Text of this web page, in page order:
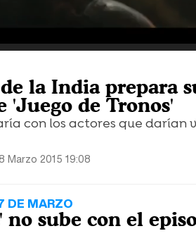
la India prepara
'Juego de Tronos'
con los actores que darían
Marzo 2015 19:08
DE MARZO
sube con el